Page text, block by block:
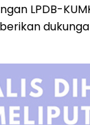
LPDB-